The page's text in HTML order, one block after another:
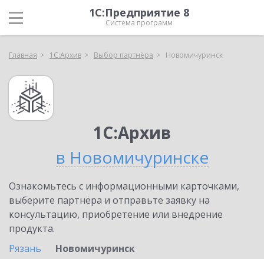
1С:Предприятие 8
Система программ
Главная 1С:Архив Выбор партнёра Новомичуринск
1С:Архив
в Новомичуринске
Ознакомьтесь с информационными карточками,
выберите партнёра и отправьте заявку на
консультацию, приобретение или внедрение
продукта.
Рязань
Новомичуринск